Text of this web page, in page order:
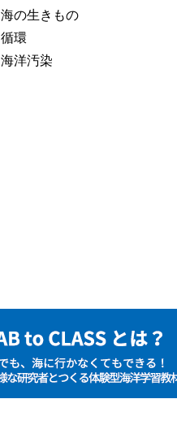
海の生きもの
循環
海洋汚染